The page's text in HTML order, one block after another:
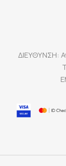
ΔΙΕΥΘΥΝΣΗ: